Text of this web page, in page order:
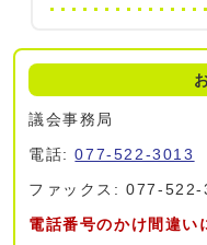
議会事務局
電話:077-522-3013
ファックス: 077-522-
電話番号のかけ間違い